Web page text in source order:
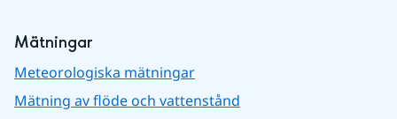
Mätningar
Meteorologiska mätningar
Mätning av flöde och vattenstånd